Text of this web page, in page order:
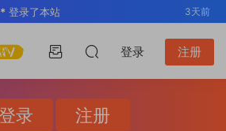
VIP 登录 注册
登录了本站 3天前
本站
登录了本站 3周前
下载了资源WP Mail SMTP
/ v4.2.0 Wordpress邮件插
3周前
购买了资源
WP Mail SMTP
录 注册